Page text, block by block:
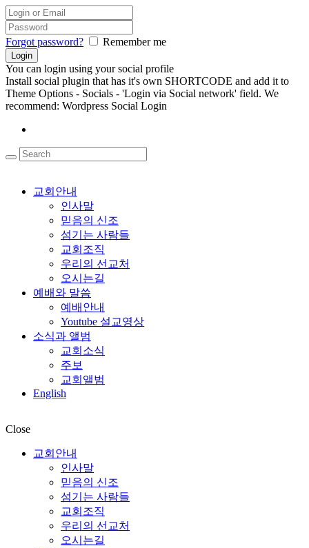
Forgot password? Remember me
You can login using your social profile
Install social plugin that has it's own SHORTCODE and add it to
Theme Options - Socials - 'Login via Social network' field. We
recommend: Wordpress Social Login
교회안내
인사말
믿음의 신조
섬기는 사람들
교회조직
우리의 선교처
오시는길
예배와 말씀
예배안내
Youtube 설교영상
소식과 앨범
교회소식
주보
교회앨범
English
Close
교회안내
인사말
믿음의 신조
섬기는 사람들
교회조직
우리의 선교처
오시는길